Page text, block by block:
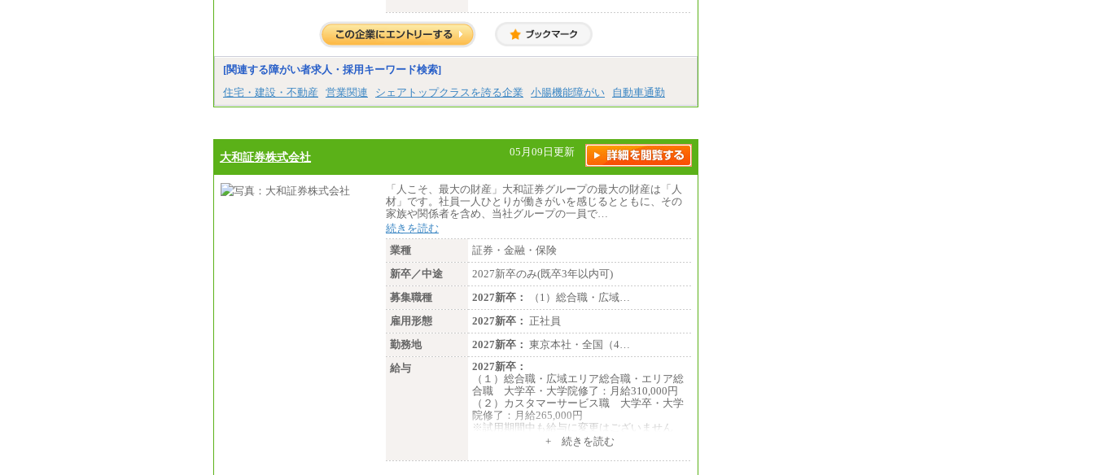
【正社員】
[全国社員]月給348,000円～
[地域社員]月給295,000円～
[関連する障がい者求人・採用キーワード検索]
住宅・建設・不動産
営業関連 シェアトップクラスを誇る企業 小腸機能障がい 自動車通勤
大和証券株式会社 05月09日更新
「人こそ、最大の財産」大和証券グループの最大の財産は「人
材」です。社員一人ひとりが働きがいを感じるとともに、その
家族や関係者を含め、当社グループの一員で…
続きを読む
業種
証券・金融・保険
新卒／中途
2027新卒のみ(既卒3年以内可)
募集職種
2027新卒：
（1）総合職・広域…
雇用形態
2027新卒： 正社員
勤務地
2027新卒： 東京本社・全国（4…
給与
2027新卒：
（１）総合職・広域エリア総合職・エリア総
合職 大学卒・大学院修了：月給310,000円
（２）カスタマーサービス職 大学卒・大学
院修了：月給265,000円
※試用期間中も給与に変更はございません
+ 続きを読む